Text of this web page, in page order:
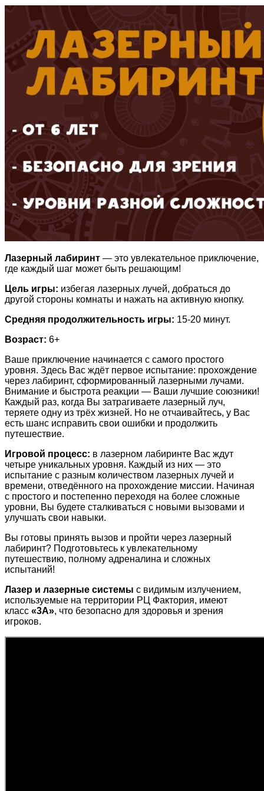
Лазерный лабиринт — это увлекательное приключение,
где каждый шаг может быть решающим!
Цель игры: избегая лазерных лучей, добраться до
другой стороны комнаты и нажать на активную кнопку.
Средняя продолжительность игры: 15-20 минут.
Возраст: 6+
Ваше приключение начинается с самого простого
уровня. Здесь Вас ждёт первое испытание: прохождение
через лабиринт, сформированный лазерными лучами.
Внимание и быстрота реакции — Ваши лучшие союзники!
Каждый раз, когда Вы затрагиваете лазерный луч,
теряете одну из трёх жизней. Но не отчаивайтесь, у Вас
есть шанс исправить свои ошибки и продолжить
путешествие.
Игровой процесс: в лазерном лабиринте Вас ждут
четыре уникальных уровня. Каждый из них — это
испытание с разным количеством лазерных лучей и
времени, отведённого на прохождение миссии. Начиная
с простого и постепенно переходя на более сложные
уровни, Вы будете сталкиваться с новыми вызовами и
улучшать свои навыки.
Вы готовы принять вызов и пройти через лазерный
лабиринт? Подготовьтесь к увлекательному
путешествию, полному адреналина и сложных
испытаний!
Лазер и лазерные системы с видимым излучением,
используемые на территории РЦ Фактория, имеют
класс «3А», что безопасно для здоровья и зрения
игроков.